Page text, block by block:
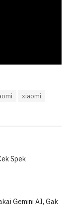
xiaomi
Spek
Gemini AI, Gak